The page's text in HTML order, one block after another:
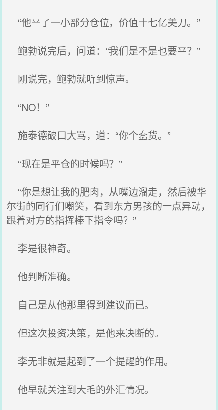
“他平了一小部分仓位，价值十七亿美刀。”
鲍勃说完后，问道：“我们是不是也要平？”
刚说完，鲍勃就听到惊声。
“NO！”
施泰德破口大骂，道：“你个蠢货。”
“现在是平仓的时候吗？”
“你是想让我的肥肉，从嘴边溜走，然后被华
尔街的同行们嘲笑，看到东方男孩的一点异动，
跟着对方的指挥棒下指令吗？”
李是很神奇。
他判断准确。
自己是从他那里得到建议而已。
但这次投资决策，是他来决断的。
李无非就是起到了一个提醒的作用。
他早就关注到大毛的外汇情况。